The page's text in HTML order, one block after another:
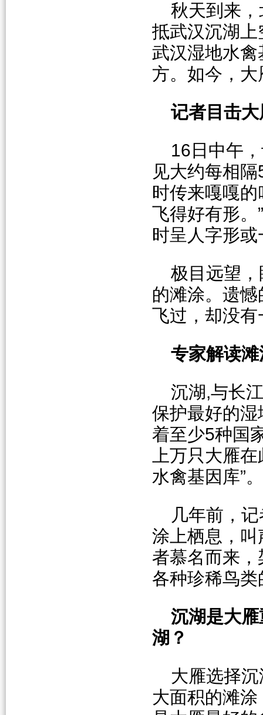
秋天到来
抵武汉沉湖
武汉湿地水
方。如今，
记者目击
16日中午
见大约每相
时传来嘎嘎
飞得好有形。
时呈人字形
极目远望
的滩涂。遗
飞过，却没
专家解读
沉湖,与长
保护最好的
着至少5种国
上万只大雁
水禽基因库”。
几年前，
涂上栖息，
者慕名而来
各种珍稀鸟类
沉湖是大
湖？
大雁选择
大面积的滩